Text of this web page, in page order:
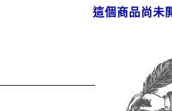
這個商品尚未